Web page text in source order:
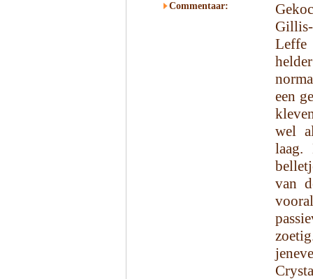
Commentaar:
Leffe
een
wel
van